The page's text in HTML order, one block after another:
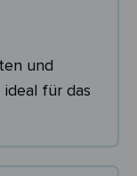
und
für das